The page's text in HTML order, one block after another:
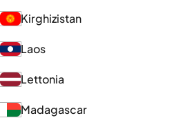
Kirghizistan
Laos
Lettonia
Madagascar